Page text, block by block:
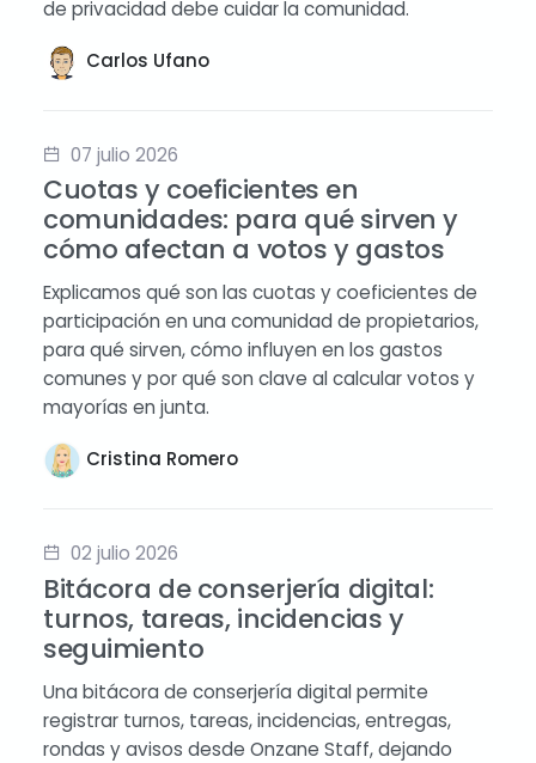
de privacidad debe cuidar la comunidad.
Carlos Ufano
07 julio 2026
Cuotas y coeficientes en
comunidades: para qué sirven y
cómo afectan a votos y gastos
Explicamos qué son las cuotas y coeficientes de
participación en una comunidad de propietarios,
para qué sirven, cómo influyen en los gastos
comunes y por qué son clave al calcular votos y
mayorías en junta.
Cristina Romero
02 julio 2026
Bitácora de conserjería digital:
turnos, tareas, incidencias y
seguimiento
Una bitácora de conserjería digital permite
registrar turnos, tareas, incidencias, entregas,
rondas y avisos desde Onzane Staff, dejando